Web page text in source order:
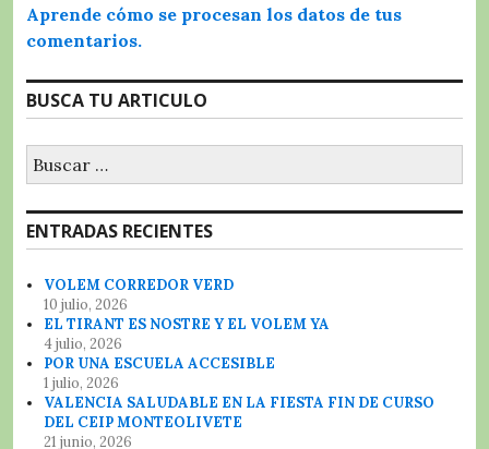
Aprende cómo se procesan los datos de tus
comentarios.
BUSCA TU ARTICULO
ENTRADAS RECIENTES
VOLEM CORREDOR VERD
10 julio, 2026
EL TIRANT ES NOSTRE Y EL VOLEM YA
4 julio, 2026
POR UNA ESCUELA ACCESIBLE
1 julio, 2026
VALENCIA SALUDABLE EN LA FIESTA FIN DE CURSO
DEL CEIP MONTEOLIVETE
21 junio, 2026